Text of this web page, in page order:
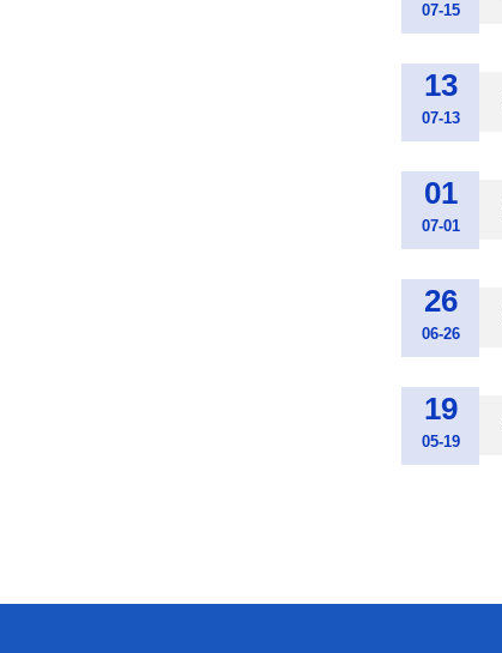
07-15
13
07-13
01
07-01
26
06-26
19
05-19